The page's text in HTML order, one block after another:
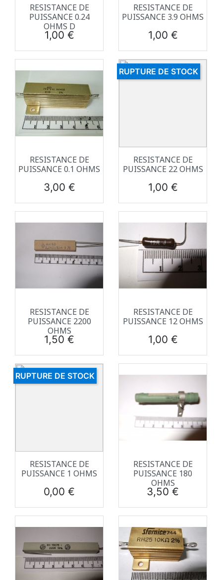
RESISTANCE DE
PUISSANCE 0.24
OHMS D
Prix
1,00 €
RESISTANCE DE
PUISSANCE 3.9 OHMS
Prix
1,00 €
RESISTANCE DE
PUISSANCE 0.1 OHMS
Prix
3,00 €
RESISTANCE DE
PUISSANCE 22 OHMS
Prix
1,00 €
RUPTURE DE STOCK
RESISTANCE DE
PUISSANCE 2200
OHMS
Prix
1,50 €
RESISTANCE DE
PUISSANCE 12 OHMS
Prix
1,00 €
RESISTANCE DE
PUISSANCE 1 OHMS
Prix
0,00 €
RUPTURE DE STOCK
RESISTANCE DE
PUISSANCE 180
OHMS
Prix
3,50 €